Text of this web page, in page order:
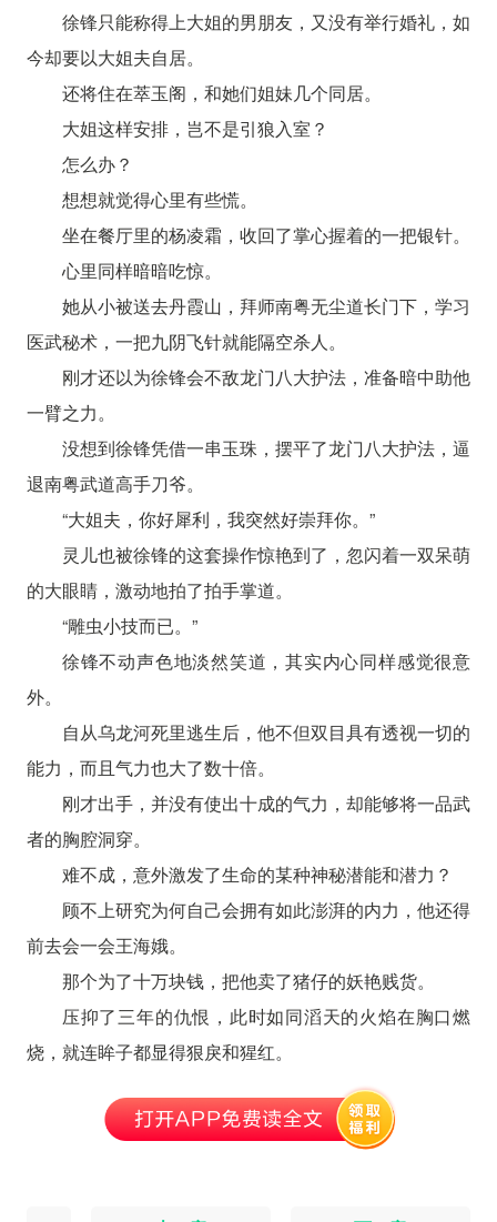
徐锋只能称得上大姐的男朋友，又没有举行婚礼，如
今却要以大姐夫自居。
还将住在萃玉阁，和她们姐妹几个同居。
大姐这样安排，岂不是引狼入室？
怎么办？
想想就觉得心里有些慌。
坐在餐厅里的杨凌霜，收回了掌心握着的一把银针。
心里同样暗暗吃惊。
她从小被送去丹霞山，拜师南粤无尘道长门下，学习
医武秘术，一把九阴飞针就能隔空杀人。
刚才还以为徐锋会不敌龙门八大护法，准备暗中助他
一臂之力。
没想到徐锋凭借一串玉珠，摆平了龙门八大护法，逼
退南粤武道高手刀爷。
“大姐夫，你好犀利，我突然好崇拜你。”
灵儿也被徐锋的这套操作惊艳到了，忽闪着一双呆萌
的大眼睛，激动地拍了拍手掌道。
“雕虫小技而已。”
徐锋不动声色地淡然笑道，其实内心同样感觉很意
外。
自从乌龙河死里逃生后，他不但双目具有透视一切的
能力，而且气力也大了数十倍。
刚才出手，并没有使出十成的气力，却能够将一品武
者的胸腔洞穿。
难不成，意外激发了生命的某种神秘潜能和潜力？
顾不上研究为何自己会拥有如此澎湃的内力，他还得
前去会一会王海娥。
那个为了十万块钱，把他卖了猪仔的妖艳贱货。
压抑了三年的仇恨，此时如同滔天的火焰在胸口燃
烧，就连眸子都显得狠戾和猩红。